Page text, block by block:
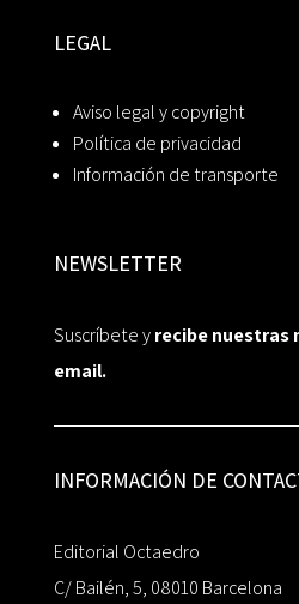
LEGAL
Aviso legal y copyright
Política de privacidad
Información de transporte
NEWSLETTER
Suscríbete yrecibe nuestras
email.
INFORMACIÓN DE
Editorial Octaedro
C/ Bailén, 5, 08010 Barcelona